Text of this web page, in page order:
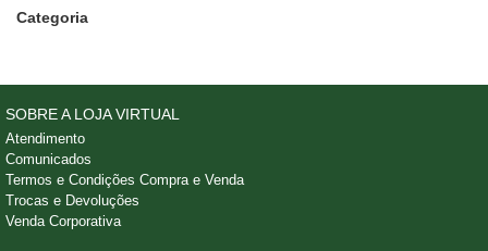
Categoria
SOBRE A LOJA VIRTUAL
Atendimento
Comunicados
Termos e Condições Compra e Venda
Trocas e Devoluções
Venda Corporativa